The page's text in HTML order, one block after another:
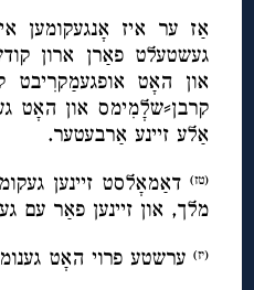
אַז ער איז אָנגעקומען
געשטעלט פאַרן ארון
און האָט אופגעמַקרִיבט
קרבן⸗שלָמִימס און האָט
אַלע זיינע אַרבעטער.
(טז) דאַמאָלסט זיינען
מלך, און זיינען פאַר עם
(יז) ערשטע פרוי האָט